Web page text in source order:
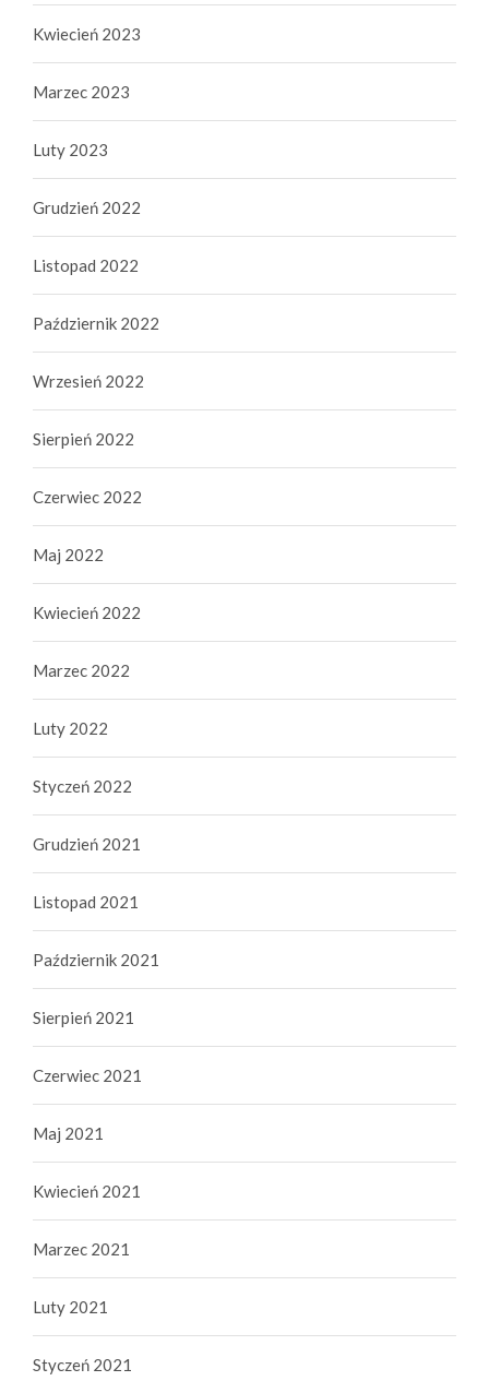
Kwiecień 2023
Marzec 2023
Luty 2023
Grudzień 2022
Listopad 2022
Październik 2022
Wrzesień 2022
Sierpień 2022
Czerwiec 2022
Maj 2022
Kwiecień 2022
Marzec 2022
Luty 2022
Styczeń 2022
Grudzień 2021
Listopad 2021
Październik 2021
Sierpień 2021
Czerwiec 2021
Maj 2021
Kwiecień 2021
Marzec 2021
Luty 2021
Styczeń 2021